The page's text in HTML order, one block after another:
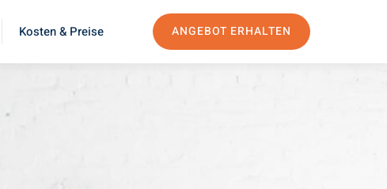
Kosten & Preise ANGEBOT ERHALTEN